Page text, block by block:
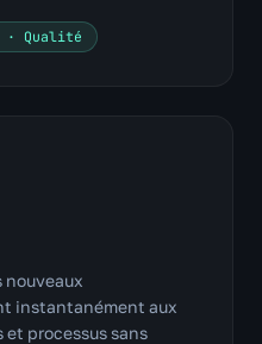
· Qualité
nouveaux
instantanément aux
processus sans